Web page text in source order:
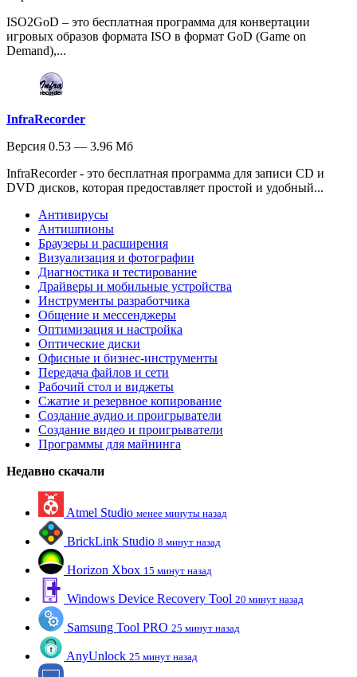
ISO2GoD – это бесплатная программа для конвертации
игровых образов формата ISO в формат GoD (Game on
Demand),...
InfraRecorder
Версия 0.53 — 3.96 Мб
InfraRecorder - это бесплатная программа для записи CD и
DVD дисков, которая предоставляет простой и удобный...
Антивирусы
Антишпионы
Браузеры и расширения
Визуализация и фотографии
Диагностика и тестирование
Драйверы и мобильные устройства
Инструменты разработчика
Общение и мессенджеры
Оптимизация и настройка
Оптические диски
Офисные и бизнес-инструменты
Передача файлов и сети
Рабочий стол и виджеты
Сжатие и резервное копирование
Создание аудио и проигрыватели
Создание видео и проигрыватели
Программы для майнинга
Недавно скачали
Atmel Studio менее минуты назад
BrickLink Studio 8 минут назад
Horizon Xbox 15 минут назад
Windows Device Recovery Tool 20 минут назад
Samsung Tool PRO 25 минут назад
AnyUnlock 25 минут назад